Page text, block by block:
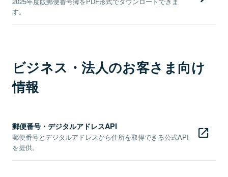
す。
ビジネス・法人のお客さま向け
情報
郵便番号・デジタルアドレスAPI
郵便番号とデジタルアドレスから住所を取得できる公式API
を提供。